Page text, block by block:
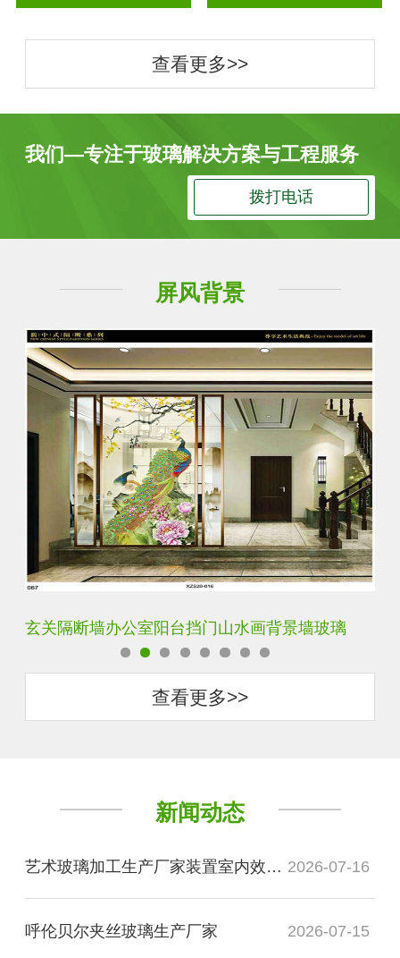
查看更多>>
我们—专注于玻璃解决方案与工程服务
拨打电话
屏风背景
墙玻璃 轻奢装饰艺术入户电视玻璃背景墙
查看更多>>
新闻动态
艺术玻璃加工生产厂家装置室内效果图 2026-07-16
呼伦贝尔夹丝玻璃生产厂家 2026-07-15